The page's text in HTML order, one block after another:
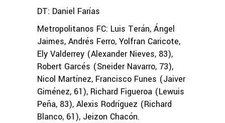
DT: Daniel Farías
Metropolitanos FC: Luis Terán, Ángel
Jaimes, Andrés Ferro, Yolfran Caricote,
Ely Valderrey (Alexander Nieves, 83),
Robert Garcés (Sneider Navarro, 73),
Nicol Martínez, Francisco Funes (Jaiver
Giménez, 61), Richard Figueroa (Lewuis
Peña, 83), Alexis Rodríguez (Richard
Blanco, 61), Jeizon Chacón.